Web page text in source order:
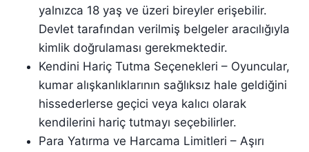
yalnızca 18 yaş ve üzeri bireyler erişebilir.
Devlet tarafından verilmiş belgeler aracılığıyla
kimlik doğrulaması gerekmektedir.
Kendini Hariç Tutma Seçenekleri – Oyuncular,
kumar alışkanlıklarının sağlıksız hale geldiğini
hissederlerse geçici veya kalıcı olarak
kendilerini hariç tutmayı seçebilirler.
Para Yatırma ve Harcama Limitleri – Aşırı